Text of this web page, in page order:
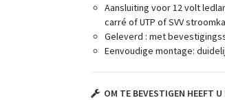
Aansluiting voor 12 volt
carré of UTP of SVV
Geleverd : met
Eenvoudige montage:
OM TE BEVESTIGEN HEEFT